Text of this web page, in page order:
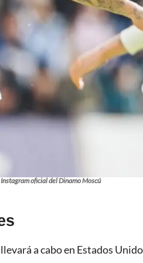
Instagram oficial del Dinamo Moscú
a cabo en Estados